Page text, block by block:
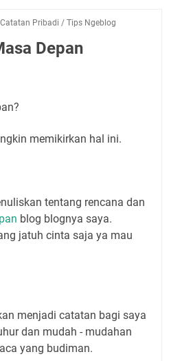
Catatan Pribadi / Tips Ngeblog
Depan
memikirkan hal ini.
tentang rencana dan
blog blognya saya.
jatuh cinta saja ya mau
menjadi catatan bagi saya
dan mudah - mudahan
yang budiman.